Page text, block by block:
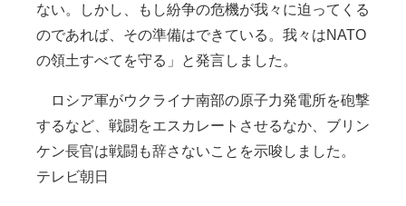
ない。しかし、もし紛争の危機が我々に迫ってくる
のであれば、その準備はできている。我々はNATO
の領土すべてを守る」と発言しました。
ロシア軍がウクライナ南部の原子力発電所を砲撃
するなど、戦闘をエスカレートさせるなか、ブリン
ケン長官は戦闘も辞さないことを示唆しました。
テレビ朝日